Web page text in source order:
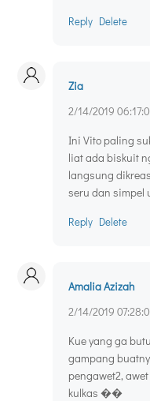
Reply Delete
Zia
2/14/2019
Ini Vito paling
liat ada biskuit
langsung
seru dan simpel
Reply Delete
Amalia Azizah
2/14/2019
Kue yang ga
gampang
pengawet2,
kulkas ��